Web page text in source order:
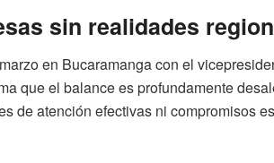
sin realidades
en Bucaramanga con el
que el balance es profundamente
de atención efectivas ni compromisos